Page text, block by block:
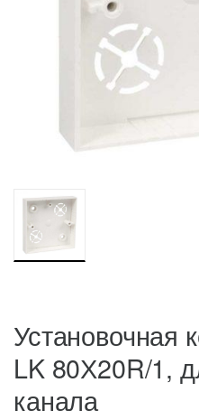
LK 80Х20R/1,
канала